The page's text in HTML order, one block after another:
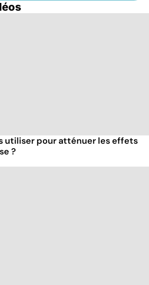
utiliser pour atténuer les effets
?